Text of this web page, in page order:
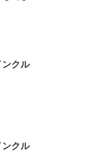
ンクル
ンクル